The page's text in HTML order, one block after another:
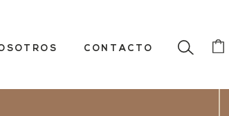
CONTACTO